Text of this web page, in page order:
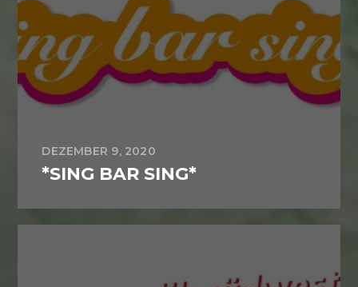
DEZEMBER 9, 2020
*SING BAR SING*